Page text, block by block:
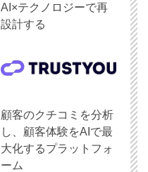
AI×テクノロジーで再
設計する
顧客のクチコミを分析
し、顧客体験をAIで最
大化するプラットフォ
ーム